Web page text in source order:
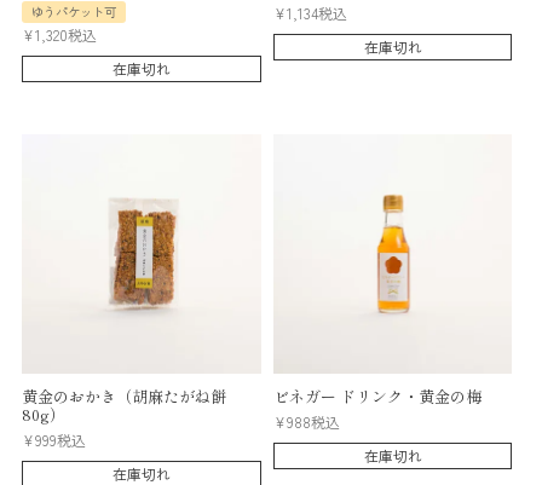
ゆうパケット可
¥1,320税込
在庫切れ
¥1,134税込
在庫切れ
黄金のおかき（胡麻たがね餅
80g）
¥999税込
在庫切れ
ビネガー ドリンク・黄金の梅
¥988税込
在庫切れ